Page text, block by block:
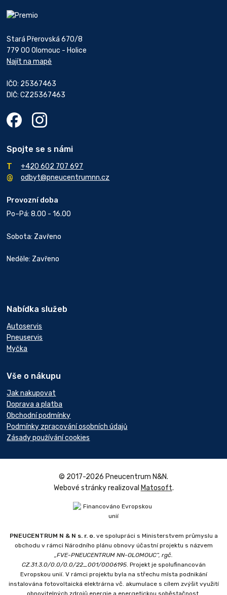
Stará Přerovská 670/8
779 00 Olomouc - Holice
Najít na mapě
IČO: 25367463
DIČ: CZ25367463
Spojte se s námi
+420 602 707 697
odbyt@pneucentrumnn.cz
Provozní doba
Po–Pá: 8.00 - 16.00
Sobota: Zavřeno
Neděle: Zavřeno
Nabídka služeb
Autoservis
Pneuservis
Myčka
Vše o nákupu
Jak nakupovat
Doprava a platba
Obchodní podmínky
Podmínky zpracování osobních údajů
Zásady používání cookies
© 2017-2026 Pneucentrum N&N.
Webové stránky realizoval Matosoft.
PNEUCENTRUM N & N s. r. o.ve spolupráci s Ministerstvem průmyslu a
obchodu v rámci Národního plánu obnovy účastní projektu s názvem
„FVE-PNEUCENTRUM NN-OLOMOUC“, rgč.
CZ.31.3.0/0.0/0.0/22_001/0006195. Projekt je spolufinancován
Evropskou unií. V rámci projektu byla na střechu místa podnikání
instalována fotovoltaická elektrárna vč. akumulace s cílem zvýšit využití
obnovitelných zdrojů energie a energetickou soběstačnost.